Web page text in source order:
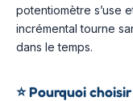
potentiomètre s’use
incrémental tourne
dans le temps.
⭐Pourquoi